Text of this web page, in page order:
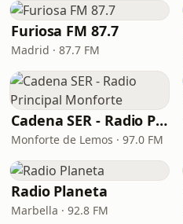
Furiosa FM 87.7
Madrid · 87.7 FM
Cadena SER - Radio Principal Monforte
Monforte de Lemos · 97.0 FM
Radio Planeta
Marbella · 92.8 FM